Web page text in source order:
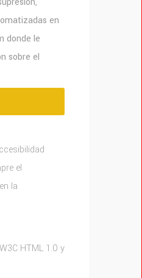
en
donde le
sobre el
el
la
HTML 1.0 y